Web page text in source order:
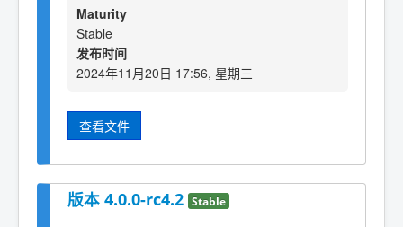
Maturity
Stable
发布时间
2024年11月20日 17:56, 星期三
查看文件
版本 4.0.0-rc4.2 Stable